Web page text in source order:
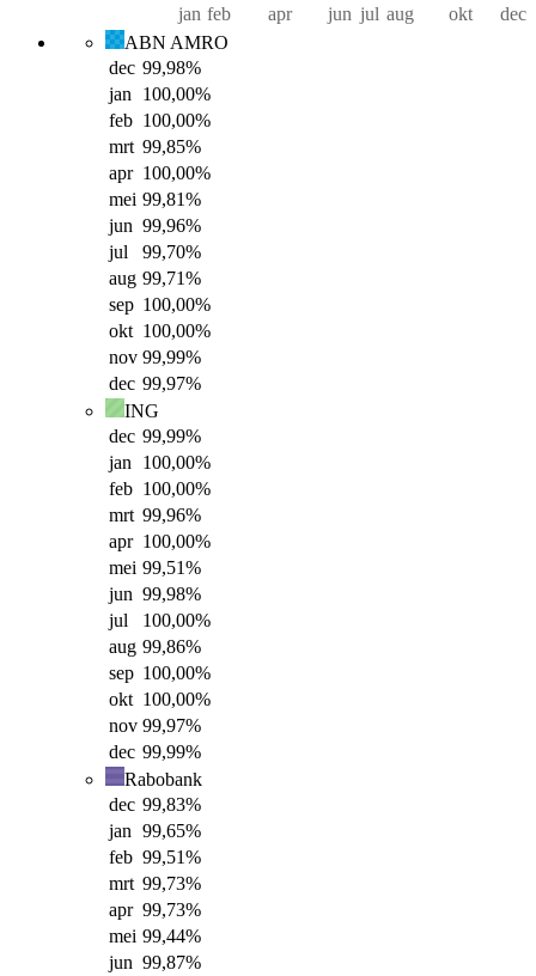
jan feb apr jun jul aug okt dec
ABN AMRO
dec 99,98%
jan
100,00%
feb 100,00%
mrt 99,85%
apr 100,00%
mei 99,81%
jun 99,96%
jul
99,70%
aug 99,71%
sep 100,00%
okt 100,00%
nov 99,99%
dec 99,97%
ING
dec 99,99%
jan
100,00%
feb 100,00%
mrt 99,96%
apr 100,00%
mei 99,51%
jun 99,98%
jul
100,00%
aug 99,86%
sep 100,00%
okt 100,00%
nov 99,97%
dec 99,99%
Rabobank
dec 99,83%
jan 99,65%
feb 99,51%
mrt 99,73%
apr 99,73%
mei 99,44%
jun 99,87%